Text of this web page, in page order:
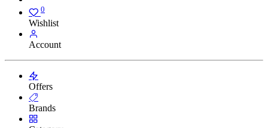
0
Wishlist
Account
Offers
Brands